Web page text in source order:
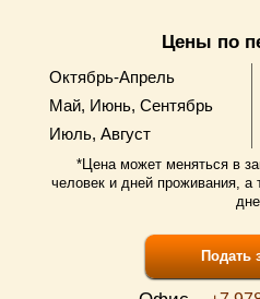
Цены по
Октябрь-Апрель
Май, Июнь, Сентябрь
Июль, Август
*Цена может меняться в
человек и дней проживания, а
Подать